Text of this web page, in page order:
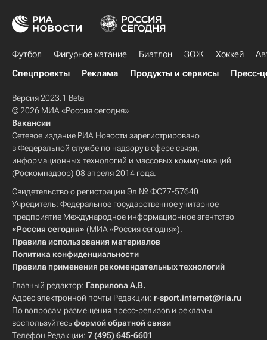
Футбол Фигурное катание Биатлон ЗОЖ Хоккей
Спецпроекты
Реклама Продукты и сервисы Пресс-
Версия 2023.1 Beta
© 2026 МИА «Россия сегодня»
Вакансии
Сетевое издание РИА Новости зарегистрировано
в Федеральной службе по надзору в сфере связи,
информационных технологий и массовых коммуникаций
(Роскомнадзор) 08 апреля 2014 года.
Свидетельство о регистрации Эл № ФС77-57640
Учредитель: Федеральное государственное унитарное
предприятие Международное информационное агентство
«Россия сегодня» (МИА «Россия сегодня»).
Правила использования материалов
Политика конфиденциальности
Правила применения рекомендательных технологий
Главный редактор: Гаврилова А.В.
Адрес электронной почты Редакции: r-sport.internet@ria.ru
По вопросам размещения пресс-релизов и рекламы
воспользуйтесьформой обратной связи
Телефон Редакции: 7 (495) 645-6601